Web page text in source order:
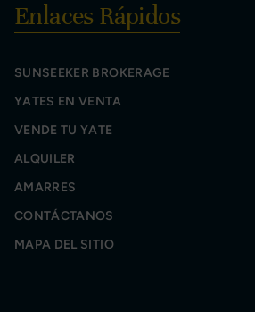
Enlaces Rápidos
SUNSEEKER BROKERAGE
YATES EN VENTA
VENDE TU YATE
ALQUILER
AMARRES
CONTÁCTANOS
MAPA DEL SITIO